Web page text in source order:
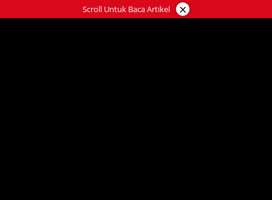
ke
Scroll Untuk Baca Artikel ×